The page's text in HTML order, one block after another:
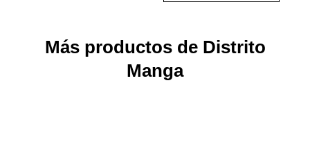
Más productos de Distrito
Manga